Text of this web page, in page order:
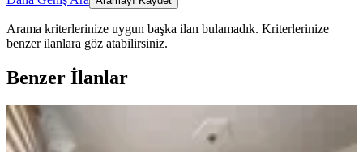
Arama kriterlerinize uygun başka ilan bulamadık. Kriterlerinize
benzer ilanlara göz atabilirsiniz.
Benzer İlanlar
YENİ
Hurda Cafe Civarı Kiralık 2+0 Daire